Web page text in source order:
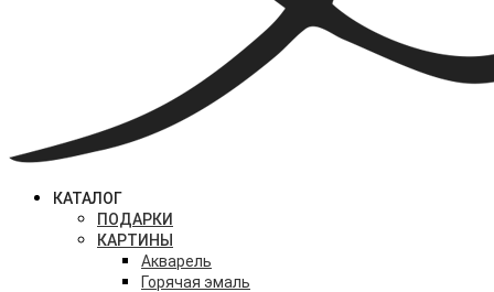
КАТАЛОГ
ПОДАРКИ
КАРТИНЫ
Акварель
Горячая эмаль